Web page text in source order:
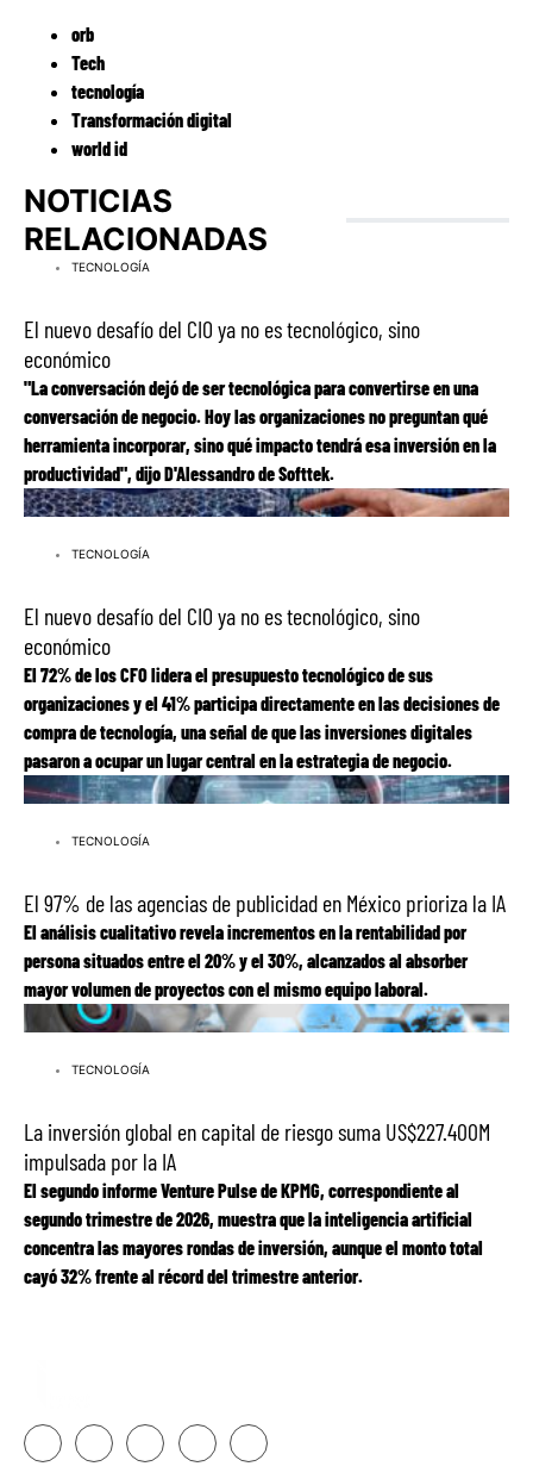
orb
Tech
tecnología
Transformación digital
world id
NOTICIAS
RELACIONADAS
TECNOLOGÍA
El nuevo desafío del CIO ya no es tecnológico, sino
económico
"La conversación dejó de ser tecnológica para convertirse en una
conversación de negocio. Hoy las organizaciones no preguntan qué
herramienta incorporar, sino qué impacto tendrá esa inversión en la
productividad", dijo D'Alessandro de Softtek.
Leer más
TECNOLOGÍA
El nuevo desafío del CIO ya no es tecnológico, sino
económico
El 72% de los CFO lidera el presupuesto tecnológico de sus
organizaciones y el 41% participa directamente en las decisiones de
compra de tecnología, una señal de que las inversiones digitales
pasaron a ocupar un lugar central en la estrategia de negocio.
Leer más
TECNOLOGÍA
El 97% de las agencias de publicidad en México prioriza la IA
El análisis cualitativo revela incrementos en la rentabilidad por
persona situados entre el 20% y el 30%, alcanzados al absorber
mayor volumen de proyectos con el mismo equipo laboral.
Leer más
TECNOLOGÍA
La inversión global en capital de riesgo suma US$227.400M
impulsada por la IA
El segundo informe Venture Pulse de KPMG, correspondiente al
segundo trimestre de 2026, muestra que la inteligencia artificial
concentra las mayores rondas de inversión, aunque el monto total
cayó 32% frente al récord del trimestre anterior.